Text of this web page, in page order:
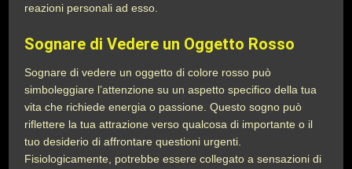
reazioni personali ad esso.
Sognare di Vedere un Oggetto Rosso
Sognare di vedere un oggetto di colore rosso può
simboleggiare l’attenzione su un aspetto specifico della tua
vita che richiede energia o passione. Questo sogno può
riflettere la tua attrazione verso qualcosa di importante o il
tuo desiderio di affrontare questioni urgenti.
Fisiologicamente, potrebbe essere collegato a sensazioni di